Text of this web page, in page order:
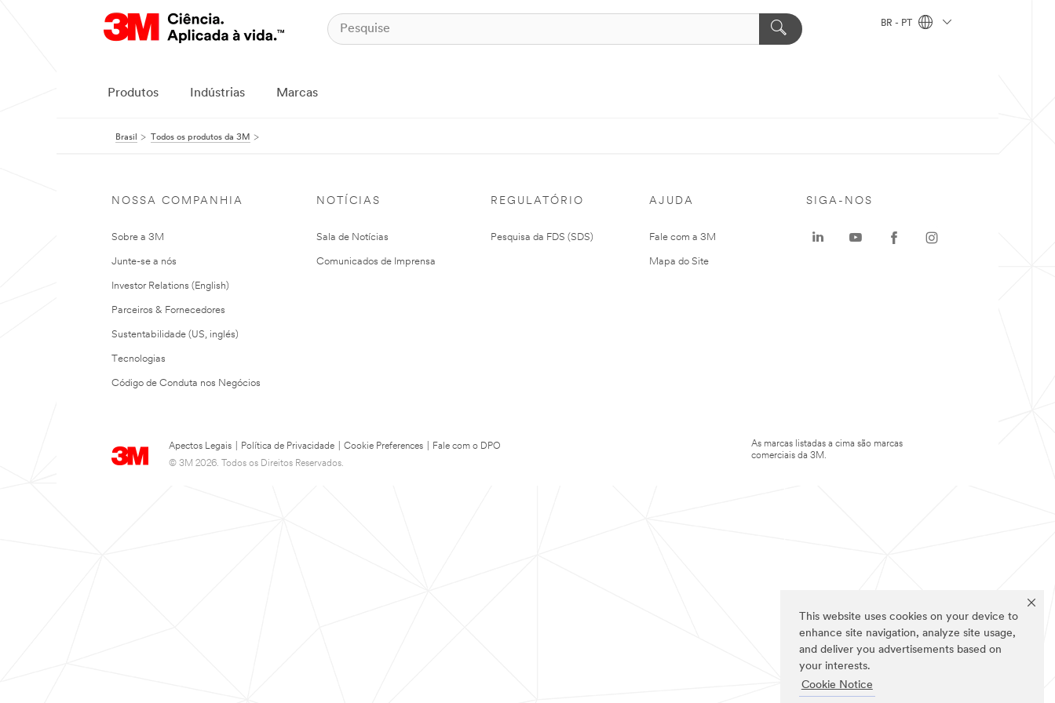
This website uses cookies on your device to
enhance site navigation, analyze site usage,
and deliver you advertisements based on
your interests.
Cookie Notice
BR - PT
Produtos Indústrias Marcas
Brasil Todos os produtos da 3M
NOSSA COMPANHIA
Sobre a 3M
Junte-se a nós
Investor Relations (English)
Parceiros & Fornecedores
Sustentabilidade (US, inglés)
Tecnologias
Código de Conduta nos Negócios
NOTÍCIAS
Sala de Notícias
Comunicados de Imprensa
REGULATÓRIO
Pesquisa da FDS (SDS)
AJUDA
Fale com a 3M
Mapa do Site
Apectos Legais Política de Privacidade Cookie Preferences
Fale com o DPO
© 3M 2026. Todos os Direitos Reservados.
SIGA-NOS
As marcas listadas a cima são marcas
comerciais da 3M.